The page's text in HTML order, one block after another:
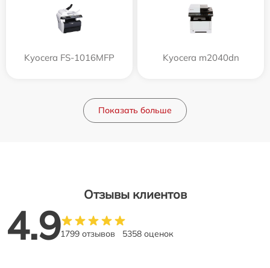
Kyocera FS-1016MFP Kyocera m2040dn
Показать больше
Отзывы клиентов
4.91799 отзывов 5358 оценок